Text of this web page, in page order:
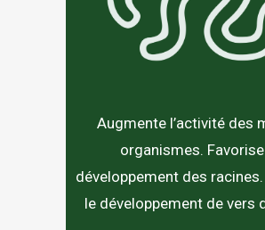
Augmente l’activité des
organismes.
développement des
le développement de vers